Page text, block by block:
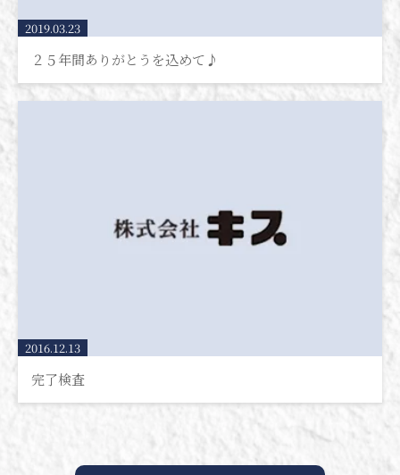
2019.03.23
２５年間ありがとうを込めて♪
2016.12.13
完了検査